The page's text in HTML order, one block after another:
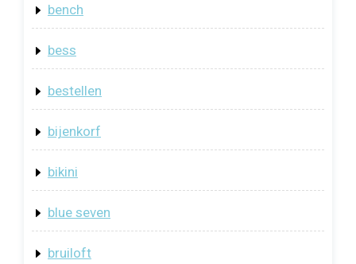
bench
bess
bestellen
bijenkorf
bikini
blue seven
bruiloft